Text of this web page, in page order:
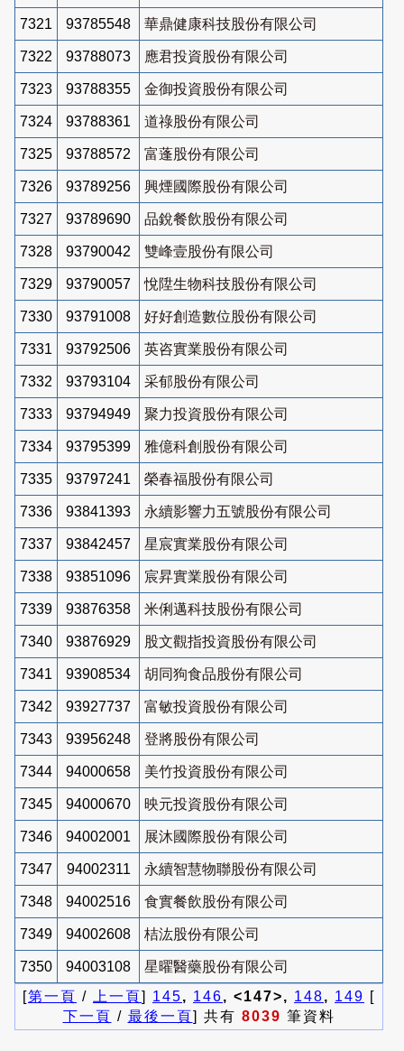
7321 93785548 華鼎健康科技股份有限公司
7322 93788073 應君投資股份有限公司
7323 93788355 金御投資股份有限公司
7324 93788361 道祿股份有限公司
7325 93788572 富蓬股份有限公司
7326 93789256 興煙國際股份有限公司
7327 93789690 品銳餐飲股份有限公司
7328 93790042 雙峰壹股份有限公司
7329 93790057 悅陞生物科技股份有限公司
7330 93791008 好好創造數位股份有限公司
7331 93792506 英咨實業股份有限公司
7332 93793104 采郁股份有限公司
7333 93794949 聚力投資股份有限公司
7334 93795399 雅億科創股份有限公司
7335 93797241 榮春福股份有限公司
7336 93841393 永續影響力五號股份有限公司
7337 93842457 星宸實業股份有限公司
7338 93851096 宸昇實業股份有限公司
7339 93876358 米俐邁科技股份有限公司
7340 93876929 股文觀指投資股份有限公司
7341 93908534 胡同狗食品股份有限公司
7342 93927737 富敏投資股份有限公司
7343 93956248 登將股份有限公司
7344 94000658 美竹投資股份有限公司
7345 94000670 映元投資股份有限公司
7346 94002001 展沐國際股份有限公司
7347 94002311 永續智慧物聯股份有限公司
7348 94002516 食實餐飲股份有限公司
7349 94002608 桔汯股份有限公司
7350 94003108
星曜醫藥股份有限公司
[第一頁 / 上一頁] 145, 146, <147>, 148, 149 [
下一頁 / 最後一頁] 共有 8039 筆資料